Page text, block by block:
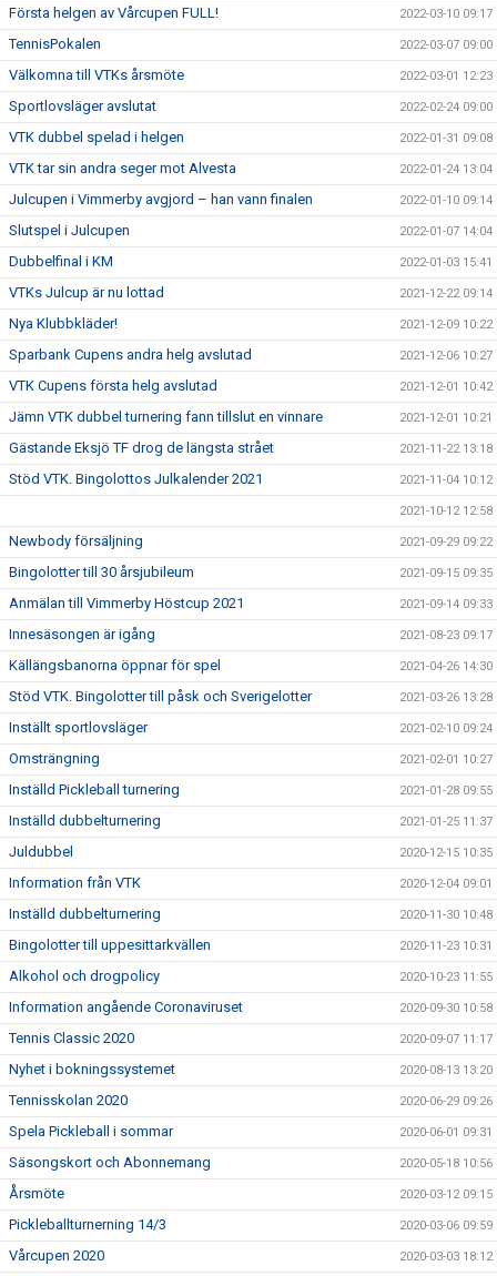
Första helgen av Vårcupen FULL! 2022-03-10 09:17
TennisPokalen 2022-03-07 09:00
Välkomna till VTKs årsmöte 2022-03-01 12:23
Sportlovsläger avslutat 2022-02-24 09:00
VTK dubbel spelad i helgen 2022-01-31 09:08
VTK tar sin andra seger mot Alvesta 2022-01-24 13:04
Julcupen i Vimmerby avgjord – han vann finalen 2022-01-10 09:14
Slutspel i Julcupen 2022-01-07 14:04
Dubbelfinal i KM 2022-01-03 15:41
VTKs Julcup är nu lottad 2021-12-22 09:14
Nya Klubbkläder! 2021-12-09 10:22
Sparbank Cupens andra helg avslutad 2021-12-06 10:27
VTK Cupens första helg avslutad 2021-12-01 10:42
Jämn VTK dubbel turnering fann tillslut en vinnare 2021-12-01 10:21
Gästande Eksjö TF drog de längsta strået 2021-11-22 13:18
Stöd VTK. Bingolottos Julkalender 2021 2021-11-04 10:12
2021-10-12 12:58
Newbody försäljning 2021-09-29 09:22
Bingolotter till 30 årsjubileum 2021-09-15 09:35
Anmälan till Vimmerby Höstcup 2021 2021-09-14 09:33
Innesäsongen är igång 2021-08-23 09:17
Källängsbanorna öppnar för spel 2021-04-26 14:30
Stöd VTK. Bingolotter till påsk och Sverigelotter 2021-03-26 13:28
Inställt sportlovsläger 2021-02-10 09:24
Omsträngning 2021-02-01 10:27
Inställd Pickleball turnering 2021-01-28 09:55
Inställd dubbelturnering 2021-01-25 11:37
Juldubbel 2020-12-15 10:35
Information från VTK 2020-12-04 09:01
Inställd dubbelturnering 2020-11-30 10:48
Bingolotter till uppesittarkvällen 2020-11-23 10:31
Alkohol och drogpolicy 2020-10-23 11:55
Information angående Coronaviruset 2020-09-30 10:58
Tennis Classic 2020 2020-09-07 11:17
Nyhet i bokningssystemet 2020-08-13 13:20
Tennisskolan 2020 2020-06-29 09:26
Spela Pickleball i sommar 2020-06-01 09:31
Säsongskort och Abonnemang 2020-05-18 10:56
Årsmöte 2020-03-12 09:15
Pickleballturnerning 14/3 2020-03-06 09:59
Vårcupen 2020 2020-03-03 18:12